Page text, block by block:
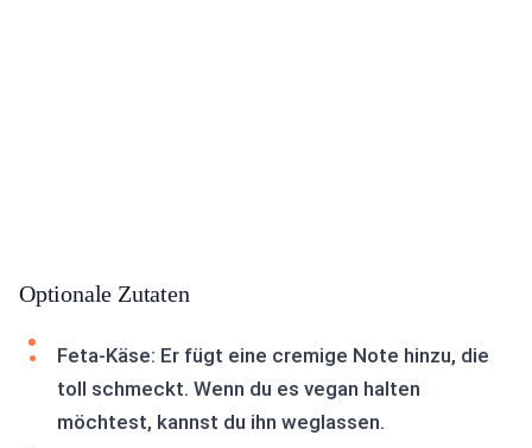
Optionale Zutaten
Feta-Käse: Er fügt eine cremige Note hinzu, die
toll schmeckt. Wenn du es vegan halten
möchtest, kannst du ihn weglassen.